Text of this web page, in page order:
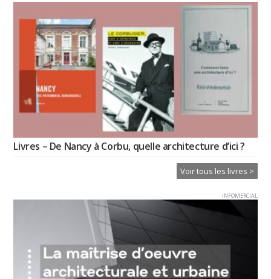
Livres – De Nancy à Corbu, quelle architecture d’ici ?
Voir tous les livres >
INFOMERCIAL